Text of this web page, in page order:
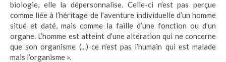
biologie, elle la dépersonnalise. Celle-ci n’est pas perçue
comme liée à l’héritage de l’aventure individuelle d’un homme
situé et daté, mais comme la faille d’une fonction ou d’un
organe. L’homme est atteint d’une altération qui ne concerne
que son organisme (...) ce n’est pas l’humain qui est malade
mais l’organisme ».